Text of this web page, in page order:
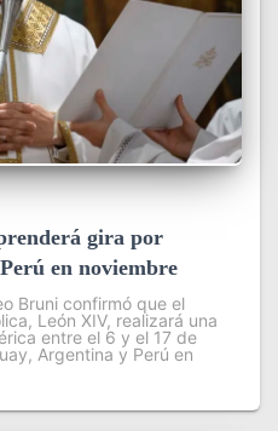
gira por
en noviembre
Bruni confirmó que el
León XIV, realizará una
entre el 6 y el 17 de
Argentina y Perú en